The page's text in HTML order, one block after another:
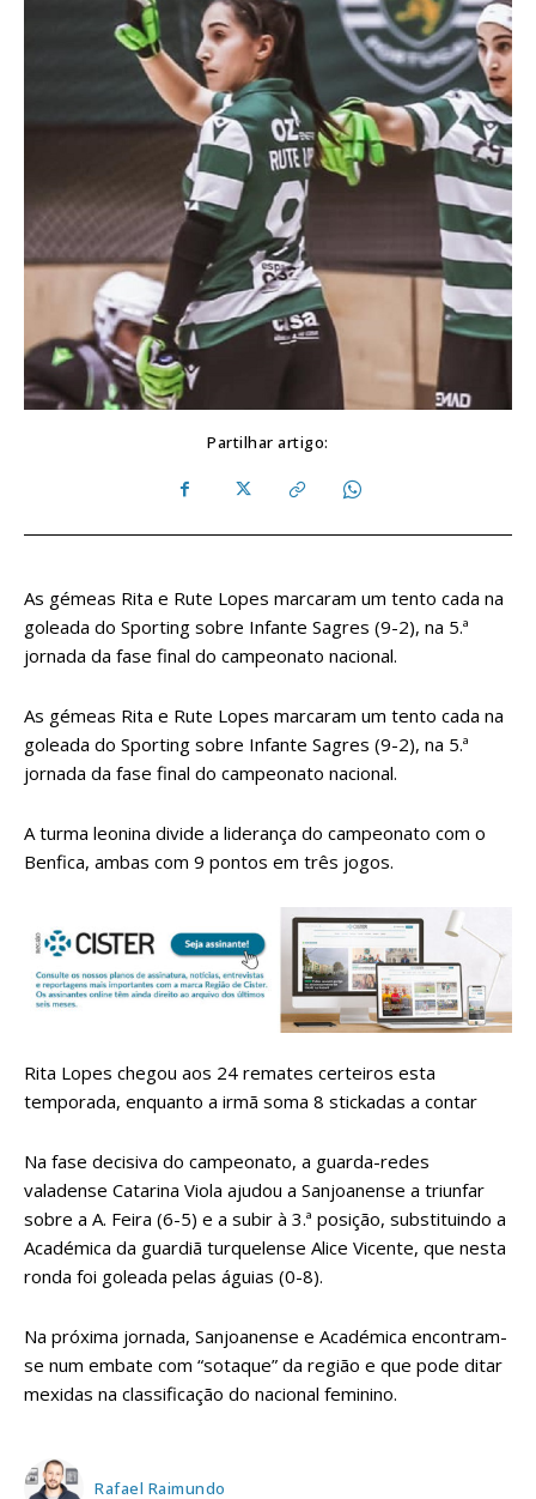
Partilhar artigo:
As gémeas Rita e Rute Lopes marcaram um tento cada na
goleada do Sporting sobre Infante Sagres (9-2), na 5.ª
jornada da fase final do campeonato nacional.
As gémeas Rita e Rute Lopes marcaram um tento cada na
goleada do Sporting sobre Infante Sagres (9-2), na 5.ª
jornada da fase final do campeonato nacional.
A turma leonina divide a liderança do campeonato com o
Benfica, ambas com 9 pontos em três jogos.
Rita Lopes chegou aos 24 remates certeiros esta
temporada, enquanto a irmã soma 8 stickadas a contar
Na fase decisiva do campeonato, a guarda-redes
valadense Catarina Viola ajudou a Sanjoanense a triunfar
sobre a A. Feira (6-5) e a subir à 3.ª posição, substituindo a
Académica da guardiã turquelense Alice Vicente, que nesta
ronda foi goleada pelas águias (0-8).
Na próxima jornada, Sanjoanense e Académica encontram-
se num embate com “sotaque” da região e que pode ditar
mexidas na classificação do nacional feminino.
Rafael Raimundo